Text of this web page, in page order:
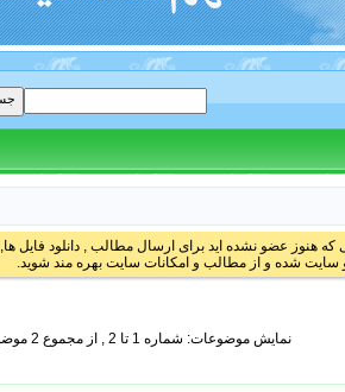
که هنوز عضو نشده اید برای ارسال مطالب , دانلود فایل ها,
شده و از مطالب و امکانات سایت بهره مند شوید.
نمایش موضوعات: شماره 1 تا 2 , از مجموع ‍2 موضوع